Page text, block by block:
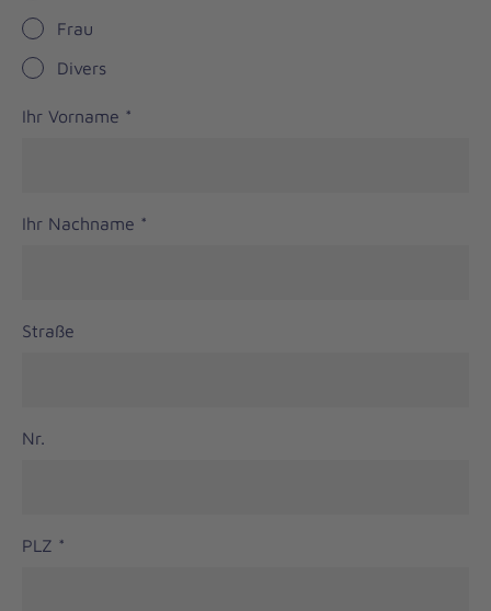
Frau
Divers
Ihr Vorname *
Ihr Nachname *
Straße
Nr.
PLZ *